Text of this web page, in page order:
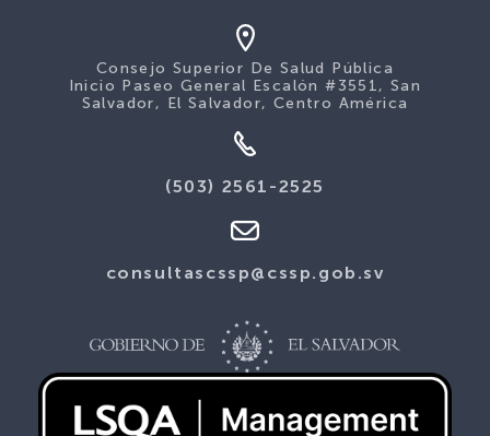
Consejo Superior De Salud Pública
Inicio Paseo General Escalón #3551, San
Salvador, El Salvador, Centro América
(503) 2561-2525
consultascssp@cssp.gob.sv